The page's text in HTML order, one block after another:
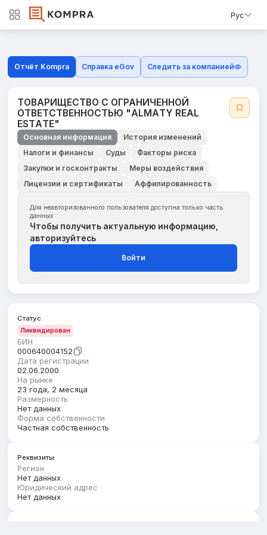
Рус
Отчёт Kompra Справка eGov Следить за компанией
ТОВАРИЩЕСТВО С ОГРАНИЧЕННОЙ
ОТВЕТСТВЕННОСТЬЮ "ALMAТY REAL
ESТAТE"
Основная информация
История изменений
Налоги и финансы
Суды
Факторы риска
Закупки и госконтракты
Меры воздействия
Лицензии и сертификаты
Аффилированность
Для неавторизованного пользователя доступна только часть
данных
Чтобы получить актуальную информацию,
авторизуйтесь
Войти
Статус
Ликвидирован
БИН
000640004152
Дата регистрации
02.06.2000
На рынке
23 года, 2 месяца
Размерность
Нет данных
Форма собственности
Частная собственность
Реквизиты
Регион
Нет данных
Юридический адрес
Нет данных